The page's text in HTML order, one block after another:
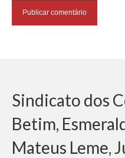
Sindicato dos
Betim,
Mateus Leme,